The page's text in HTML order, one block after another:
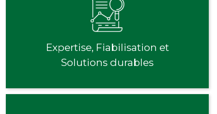
Expertise, Fiabilisation et
Solutions durables